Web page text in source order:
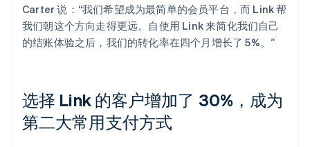
Carter 说：“我们希望成为最简单的会员平台，而 Link 帮
我们朝这个方向走得更远。自使用 Link 来简化我们自己
的结账体验之后，我们的转化率在四个月增长了 5%。”
选择 Link 的客户增加了 30%，成为
第二大常用支付方式